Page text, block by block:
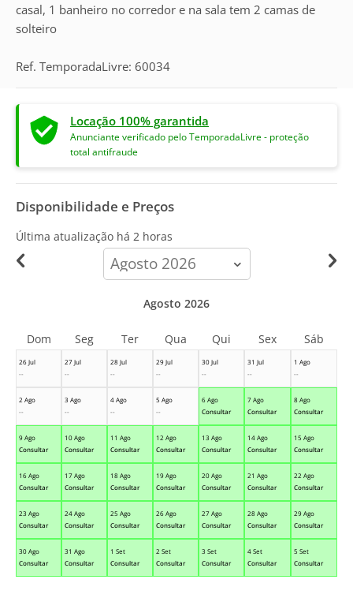
casal, 1 banheiro no corredor e na sala tem 2 camas de
solteiro
Ref. TemporadaLivre: 60034
Locação 100% garantida
Anunciante verificado pelo TemporadaLivre - proteção
total antifraude
Disponibilidade e Preços
Última atualização há 2 horas
calendar-
month
26 Jul
--
27 Jul
--
28 Jul
--
29 Jul
--
30 Jul
--
31 Jul
--
1 Ago
--
2 Ago
--
3 Ago
--
4 Ago
--
5 Ago
--
6 Ago
Consultar
7 Ago
Consultar
8 Ago
Consultar
9 Ago
Consultar
10 Ago
Consultar
11 Ago
Consultar
12 Ago
Consultar
13 Ago
Consultar
14 Ago
Consultar
15 Ago
Consultar
16 Ago
Consultar
17 Ago
Consultar
18 Ago
Consultar
19 Ago
Consultar
20 Ago
Consultar
21 Ago
Consultar
22 Ago
Consultar
23 Ago
Consultar
24 Ago
Consultar
25 Ago
Consultar
26 Ago
Consultar
27 Ago
Consultar
28 Ago
Consultar
29 Ago
Consultar
30 Ago
Consultar
31 Ago
Consultar
1 Set
Consultar
2 Set
Consultar
3 Set
Consultar
4 Set
Consultar
5 Set
Consultar
Agosto 2026
Dom Seg Ter Qua Qui Sex Sáb